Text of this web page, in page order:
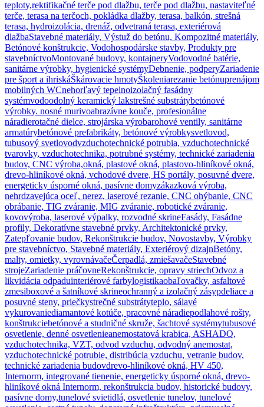
teploty,rektifikačné terče pod dlažbu, terče pod dlažbu, nastaviteľné
terče, terasa na terčoch, pokládka dlažby, terasa, balkón, strešná
terasa, hydroizolácia, drenáž, odvetraná terasa, exteriérová
dlažbaStavebné materiály, Výstuž do betónu, Kompozitné materiály,
Betónové konštrukcie, Vodohospodárske stavby, Produkty pre
stavebníctvoMontované budovy, kontajneryVodovodné batérie,
sanitárne výrobky, hygienické systémyDebnenie, podperyZariadenie
pre šport a ihriskáŠkárovacie hmotyŠkoleniarezanie betónuprenájom
mobilných WCnehorľavý tepelnoizolačný fasádny
systémvodoodolný keramický lakstrešné substrátybetónové
výrobky. nosné murivoabrazívne kouče, profesionálne
náradierotačné dielce, strojárska výrobarohové ventily, sanitárne
armatúrybetónové prefabrikáty, betónové výrobkysvetlovod,
tubusový svetlovodvzduchotechnické potrubia, vzduchotechnické
tvarovky, vzduchotechnika, potrubné systémy, technické zariadenia
budov, CNC výroba,okná, plastové okná, plastovo-hliníkové okná,
drevo-hliníkové okná, vchodové dvere, HS portály, posuvné dvere,
energeticky úsporné okná, pasívne domyzákazková výroba,
nehrdzavejúca oceľ, nerez, laserové rezanie, CNC ohýbanie, CNC
obrábanie, TIG zváranie, MIG zváranie, robotické zváranie,
kovovýroba, laserové výpalky, rozvodné skrineFasády, Fasádne
profily, Dekoratívne stavebné prvky, Architektonické prvky,
Zatepľovanie budov, Rekonštrukcie budov, Novostavby, Výrobky
pre stavebníctvo, Stavebné materiály, Exteriérový dizajnBetóny,
malty, omietky, vyrovnávačeČerpadlá, zmiešavačeStavebné
strojeZariadenie práčovneRekonštrukcie, opravy striechOdvoz a
likvidácia odpaduinteriérové farbylogistikaobaľovačky, asfaltové
zmesiboxové a šatníkové skrineochranný a izolačný zásypdeliace a
posuvné steny, priečkystrečné substrátyteplo, sálavé
vykurovaniediamantové kotúče, pracovné náradiepodlahové rošty,
konštrukciebetónové a studničné skruže, šachtové systémytubusové
osvetlenie, denné osvetlenieanemostatová krabica, ASHADQ,
vzduchotechnika, VZT, odvod vzduchu, odvodný anemostat,
vzduchotechnické potrubie, distribúcia vzduchu, vetranie budov,
technické zariadenia budovdrevo-hliníkové okná, HV 450,
Internorm, integrované tienenie, energeticky úsporné okná, drevo-
hliníkové okná Internorm, rekonštrukcia budov, historické budovy,
pasívne domy,tunelové svietidlá, osvetlenie tunelov, tunelové